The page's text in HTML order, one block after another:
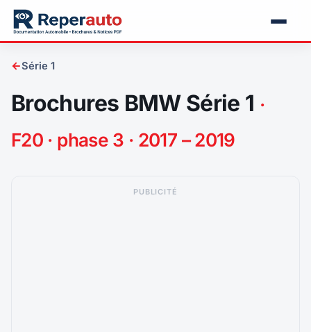
←Série 1
Brochures BMW Série 1 ·
F20 · phase 3 · 2017 – 2019
PUBLICITÉ